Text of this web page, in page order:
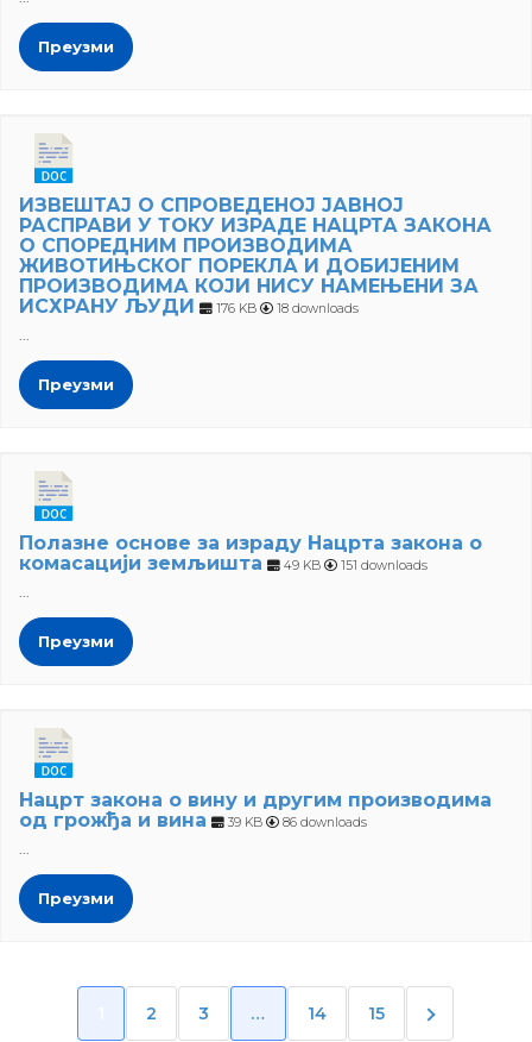
Преузми
ИЗВЕШТАЈ О СПРОВЕДЕНОЈ ЈАВНОЈ
РАСПРАВИ У ТОКУ ИЗРАДЕ НАЦРТА ЗАКОНА
О СПОРЕДНИМ ПРОИЗВОДИМА
ЖИВОТИЊСКОГ ПОРЕКЛА И ДОБИЈЕНИМ
ПРОИЗВОДИМА КОЈИ НИСУ НАМЕЊЕНИ ЗА
ИСХРАНУ ЉУДИ
176 KB 18 downloads
...
Преузми
Полазне основе за израду Нацрта закона о
комасацији земљишта
49 KB 151 downloads
...
Преузми
Нацрт закона о вину и другим производима
од грожђа и вина
39 KB 86 downloads
...
Преузми
2 3 … 14 15